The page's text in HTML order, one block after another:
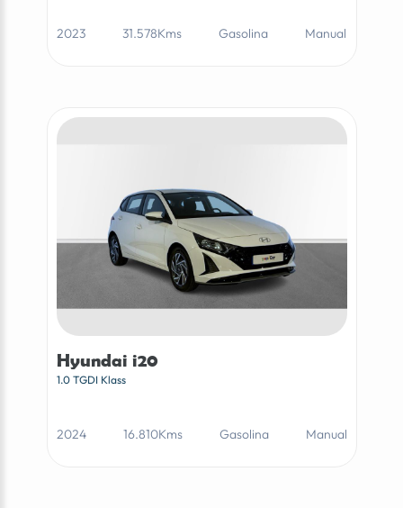
2023 31.578Kms Gasolina Manual
Hyundai i20
1.0 TGDI Klass
2024 16.810Kms Gasolina Manual